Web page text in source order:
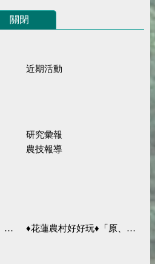
關閉
近期活動
研究彙報
農技報導
♦花蓮農村好好玩♦「原、生、慢、活」四條遊程推薦